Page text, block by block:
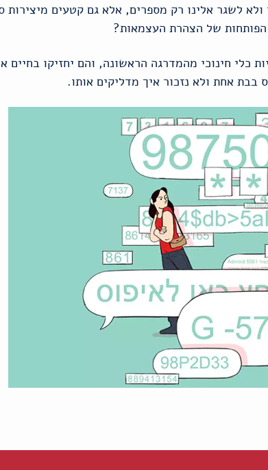
לשגר אלינו רק מספרים, אלא גם קטעים
של הצהרת העצמאות?
כלי חינוכי מהמדרגה הראשונה, והם יחזיקו בחיים
בבת אחת ולא נזכור איך מדליקים אותו.